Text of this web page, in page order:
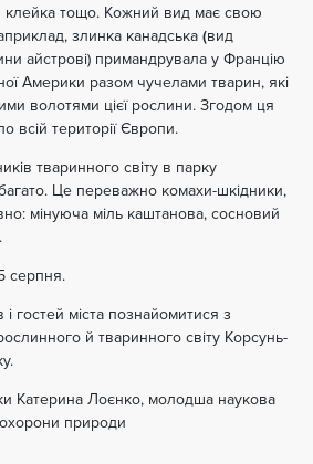
клейка тощо. Кожний вид має свою
злинка канадська (вид
айстрові) примандрувала у Францію
Америки разом чучелами тварин, які
волотями цієї рослини. Згодом ця
всій території Європи.
тваринного світу в парку
багато. Це переважно комахи-шкідники,
мінуюча міль каштанова, сосновий
серпня.
гостей міста познайомитися з
й тваринного світу Корсунь-
Катерина Лоєнко, молодша наукова
охорони природи